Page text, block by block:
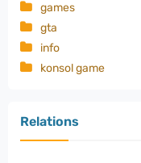
games
gta
info
konsol game
Relations